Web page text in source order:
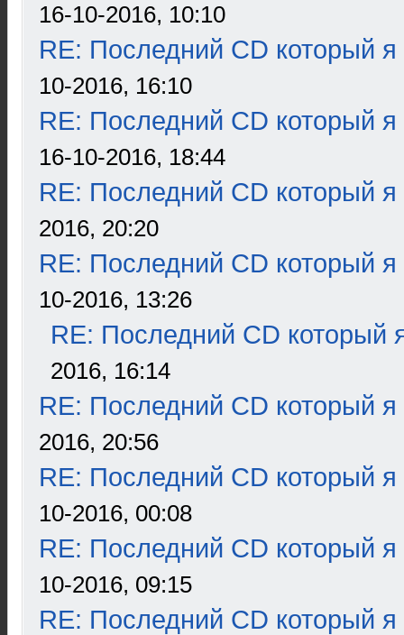
16-10-2016, 10:10
RE: Последний CD который я
10-2016, 16:10
RE: Последний CD который я
16-10-2016, 18:44
RE: Последний CD который я
2016, 20:20
RE: Последний CD который я
10-2016, 13:26
RE: Последний CD который
2016, 16:14
RE: Последний CD который я
2016, 20:56
RE: Последний CD который я
10-2016, 00:08
RE: Последний CD который я
10-2016, 09:15
RE: Последний CD который я